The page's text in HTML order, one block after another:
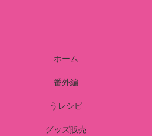
ホーム
番外編
うレシピ
グッズ販売